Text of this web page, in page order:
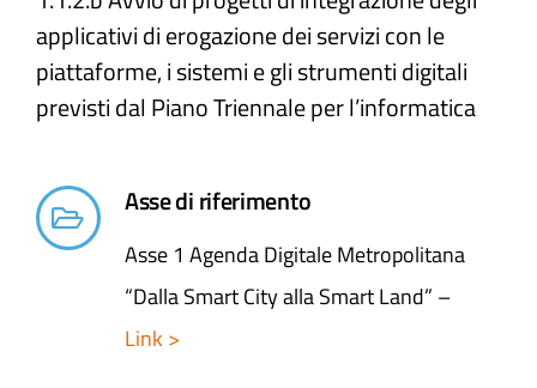
applicativi di erogazione dei servizi con le
piattaforme, i sistemi e gli strumenti digitali
previsti dal Piano Triennale per l’informatica
Asse di riferimento
Asse 1 Agenda Digitale Metropolitana
“Dalla Smart City alla Smart Land” –
Link >